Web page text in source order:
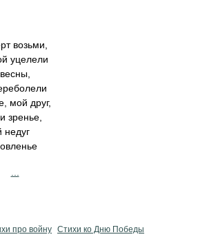
возьми,
уцелели
мой друг,
зренье,
недуг
про войну Стихи ко Дню Победы